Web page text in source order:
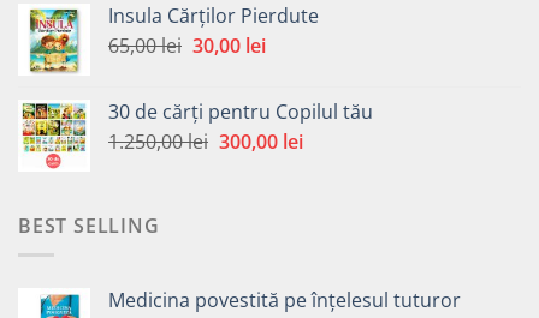
fost:
65,00 lei.
30,00 lei.
Insula Cărților Pierdute
65,00lei Prețul
fost:
65,00 lei.
30,00 leiPrețul
30,00 lei.
30 de cărți pentru Copilul tău
1.250,00lei Prețul
300,00 leiPrețul
BEST SELLING
Medicina povestită pe înțelesul tuturor